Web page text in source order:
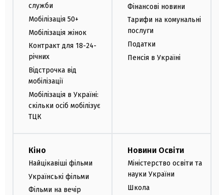
служби
Мобілізація 50+
Мобілізація жінок
Контракт для 18-24-
річних
Відстрочка від
мобілізації
Мобілізація в Україні:
скільки осіб мобілізує
ТЦК
Фінансові новини
Тарифи на комунальні
послуги
Податки
Пенсія в Україні
Кіно
Найцікавіші фільми
Українські фільми
Фільми на вечір
Новини Освіти
Міністерство освіти та
науки України
Школа